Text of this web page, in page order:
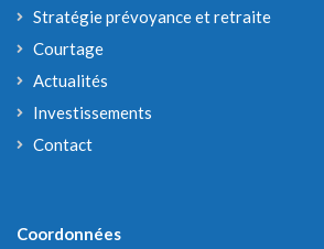
Stratégie prévoyance et retraite
Courtage
Actualités
Investissements
Contact
Coordonnées